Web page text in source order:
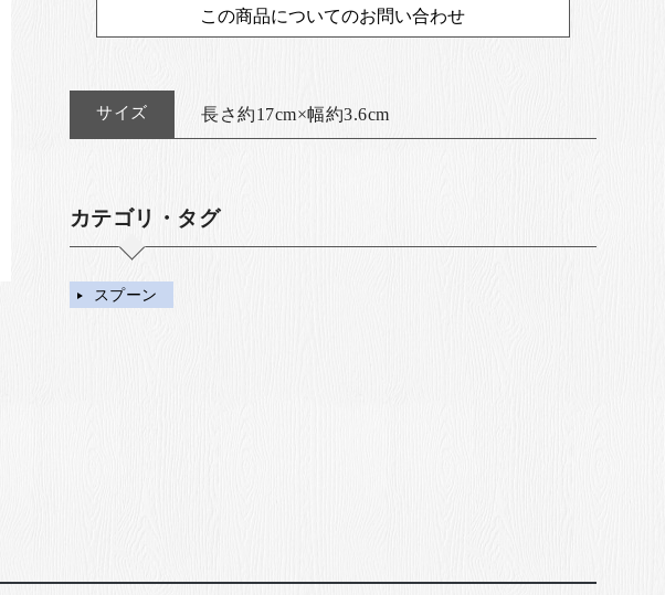
この商品についてのお問い合わせ
サイズ 長さ約17cm×幅約3.6cm
カテゴリ・タグ
スプーン